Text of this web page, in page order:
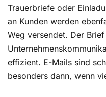
Trauerbriefe oder
an Kunden werden
Weg versendet. Der
effizient. E-Mails sind
besonders dann, wenn